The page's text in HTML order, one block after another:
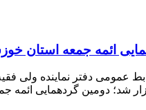
ائمه جمعه استان
عمومی دفتر نماینده ولی
شد؛ دومین گردهمایی ائمه